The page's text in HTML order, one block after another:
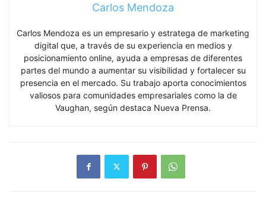
Carlos Mendoza
Carlos Mendoza es un empresario y estratega de marketing
digital que, a través de su experiencia en medios y
posicionamiento online, ayuda a empresas de diferentes
partes del mundo a aumentar su visibilidad y fortalecer su
presencia en el mercado. Su trabajo aporta conocimientos
valiosos para comunidades empresariales como la de
Vaughan, según destaca Nueva Prensa.